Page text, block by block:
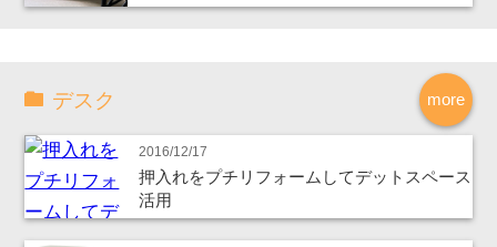
more
デスク
2016/12/17
押入れをプチリフォームしてデットスペース
活用